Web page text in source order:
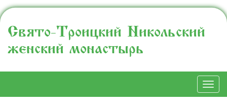
Свято-Троицкий Никольский
женский монастырь